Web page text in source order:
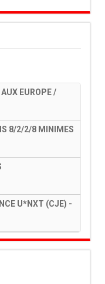
EUROPE /
8/2/2/8 MINIMES
U*NXT (CJE) -